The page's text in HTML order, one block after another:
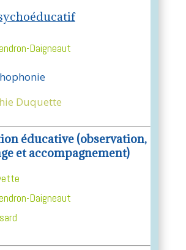
Daigneaut
Duquette
éducative (observation,
et accompagnement)
-Daigneaut